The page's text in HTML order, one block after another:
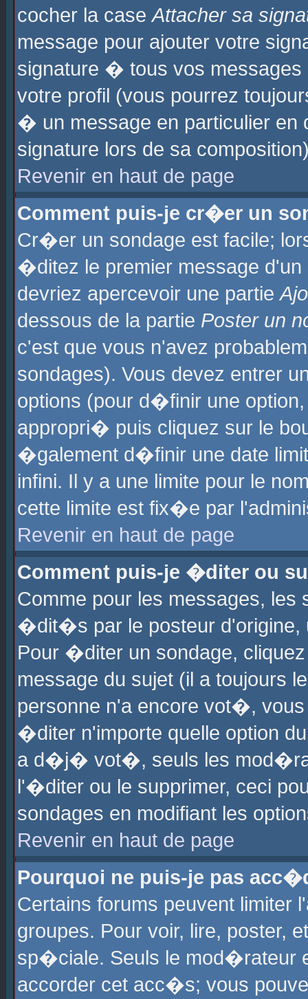
cocher la caseAttacher sa
message pour ajouter votre
signature � tous vos
votre profil (vous pourrez
� un message en particulier
signature lors de sa
Revenir en haut de page
Comment puis-je cr�er un
Cr�er un sondage est facile;
�ditez le premier message
devriez apercevoir une partie
dessous de la partie Poster un
c'est que vous n'avez
sondages). Vous devez entrer
options (pour d�finir une
appropri� puis cliquez sur le
�galement d�finir une date
infini. Il y a une limite pour le
cette limite est fix�e par
Revenir en haut de page
Comment puis-je �diter ou
Comme pour les messages,
�dit�s par le posteur d'origine,
Pour �diter un sondage,
message du sujet (il a toujours
personne n'a encore vot�,
�diter n'importe quelle option
a d�j� vot�, seuls les
l'�diter ou le supprimer, ceci
sondages en modifiant les
Revenir en haut de page
Pourquoi ne puis-je pas
Certains forums peuvent
groupes. Pour voir, lire, poster,
sp�ciale. Seuls le mod�rateur
accorder cet acc�s; vous